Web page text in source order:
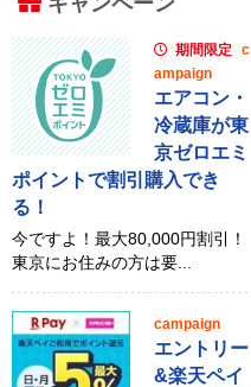
期間限定 c
ampaign
エアコン・
冷蔵庫が東
京ゼロエミ
ポイントで割引購入でき
る！
今ですよ！最大80,000円割引！
東京にお住みの方は要...
campaign
エントリー
&楽天ペイ